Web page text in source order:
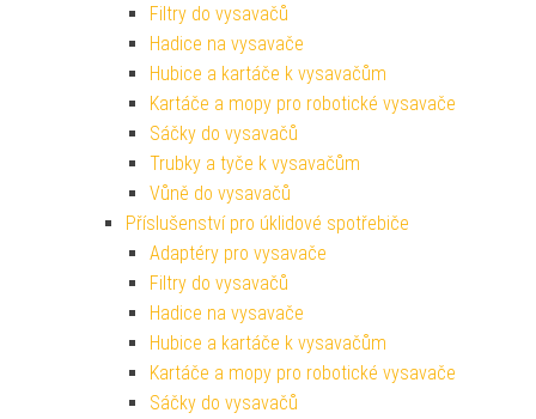
Filtry do vysavačů
Hadice na vysavače
Hubice a kartáče k vysavačům
Kartáče a mopy pro robotické vysavače
Sáčky do vysavačů
Trubky a tyče k vysavačům
Vůně do vysavačů
Příslušenství pro úklidové spotřebiče
Adaptéry pro vysavače
Filtry do vysavačů
Hadice na vysavače
Hubice a kartáče k vysavačům
Kartáče a mopy pro robotické vysavače
Sáčky do vysavačů